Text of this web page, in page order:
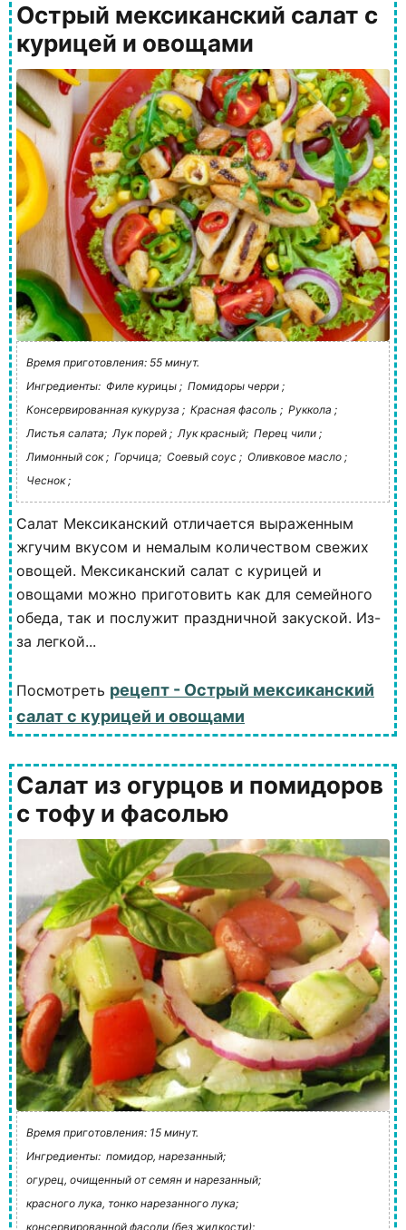
Острый мексиканский салат с
курицей и овощами
Время приготовления: 55 минут.
Ингредиенты: Филе курицы ; Помидоры черри ;
Консервированная кукуруза ; Красная фасоль ; Руккола ;
Листья салата; Лук порей ; Лук красный; Перец чили ;
Лимонный сок ; Горчица; Соевый соус ; Оливковое масло ;
Чеснок ;
Салат Мексиканский отличается выраженным
жгучим вкусом и немалым количеством свежих
овощей. Мексиканский салат с курицей и
овощами можно приготовить как для семейного
обеда, так и послужит праздничной закуской. Из-
за легкой...
Посмотреть рецепт - Острый мексиканский
салат с курицей и овощами
Салат из огурцов и помидоров
с тофу и фасолью
Время приготовления: 15 минут.
Ингредиенты: помидор, нарезанный;
огурец, очищенный от семян и нарезанный;
красного лука, тонко нарезанного лука;
консервированной фасоли (без жидкости);